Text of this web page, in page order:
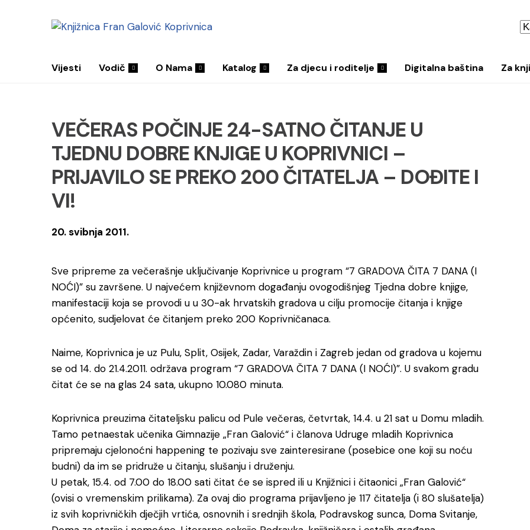
Vijesti Vodič O Nama Katalog Za djecu i roditelje Digitalna baština Za
VEČERAS POČINJE 24-SATNO ČITANJE U
TJEDNU DOBRE KNJIGE U KOPRIVNICI –
PRIJAVILO SE PREKO 200 ČITATELJA – DOĐITE I
VI!
20. svibnja 2011.
Sve pripreme za večerašnje uključivanje Koprivnice u program “7 GRADOVA ČITA 7 DANA (I
NOĆI)” su završene. U najvećem književnom događanju ovogodišnjeg Tjedna dobre knjige,
manifestaciji koja se provodi u u 30-ak hrvatskih gradova u cilju promocije čitanja i knjige
općenito, sudjelovat će čitanjem preko 200 Koprivničanaca.
Naime, Koprivnica je uz Pulu, Split, Osijek, Zadar, Varaždin i Zagreb jedan od gradova u kojemu
se od 14. do 21.4.2011. održava program “7 GRADOVA ČITA 7 DANA (I NOĆI)”. U svakom gradu
čitat će se na glas 24 sata, ukupno 10.080 minuta.
Koprivnica preuzima čitateljsku palicu od Pule večeras, četvrtak, 14.4. u 21 sat u Domu mladih.
Tamo petnaestak učenika Gimnazije „Fran Galović“ i članova Udruge mladih Koprivnica
pripremaju cjelonoćni happening te pozivaju sve zainteresirane (posebice one koji su noću
budni) da im se pridruže u čitanju, slušanju i druženju.
U petak, 15.4. od 7.00 do 18.00 sati čitat će se ispred ili u Knjižnici i čitaonici „Fran Galović“
(ovisi o vremenskim prilikama). Za ovaj dio programa prijavljeno je 117 čitatelja (i 80 slušatelja)
iz svih koprivničkih dječjih vrtića, osnovnih i srednjih škola, Podravskog sunca, Doma Svitanje,